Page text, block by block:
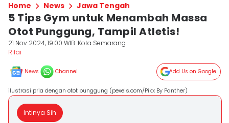
Home News Jawa Tengah
5 Tips Gym untuk Menambah Massa
Otot Punggung, Tampil Atletis!
21 Nov 2024, 19:00 WIB Kota Semarang
Rifai
News Channel Add Us on Google
ilustrasi pria dengan otot punggung (pexels.com/Pikx By Panther)
Intinya Sih